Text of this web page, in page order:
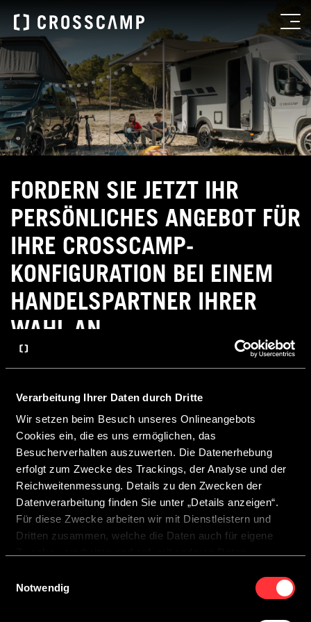
Verarbeitung Ihrer Daten durch Dritte
Wir setzen beim Besuch unseres Onlineangebots
Cookies ein, die es uns ermöglichen, das
Besucherverhalten auszuwerten. Die Datenerhebung
erfolgt zum Zwecke des Trackings, der Analyse und der
Reichweitenmessung. Details zu den Zwecken der
Datenverarbeitung finden Sie unter „Details anzeigen“.
Für diese Zwecke arbeiten wir mit Dienstleistern und
Dritten zusammen, welche die Daten auch für eigene
Durch Anklicken der Schaltfläche „Cookies zulassen“
Detailansicht geben Sie Ihre Einwilligung zur Verarbeitung
Notwendig
FORDERN SIE JETZT IHR
PERSÖNLICHES ANGEBOT FÜR
IHRE CROSSCAMP-
KONFIGURATION BEI EINEM
HANDELSPARTNER IHRER
WAHL AN.
Händler wählen
Postleitzahl Händler finden
Diese Website ist durch reCAPTCHA geschützt und es gelten die